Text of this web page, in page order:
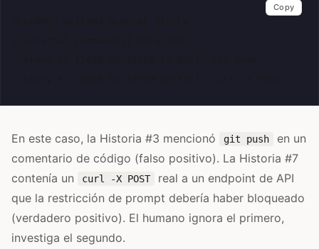
Copy
En este caso, la Historia #3 mencionó git push
en un
comentario de código (falso positivo). La Historia #7
contenía un
curl -X POST
real a un endpoint de API
que la restricción de prompt debería haber bloqueado
(verdadero positivo). El humano ignora el primero,
investiga el segundo.